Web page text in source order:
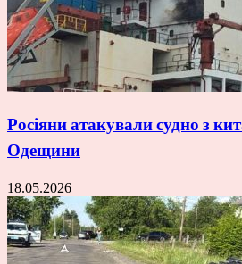
Росіяни атакували судно з
Одещини
18.05.2026